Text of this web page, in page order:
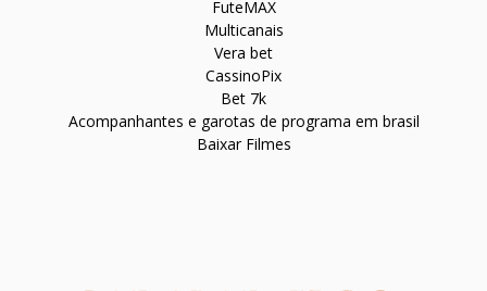
FuteMAX
Multicanais
Vera bet
CassinoPix
Bet 7k
Acompanhantes e garotas de programa em brasil
Baixar Filmes